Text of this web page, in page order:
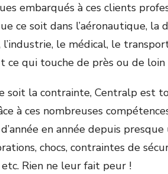
embarqués à ces clients
ce soit dans l’aéronautique, la
l’industrie, le médical, le
ce qui touche de près ou de loin
soit la contrainte, Centralp est
à ces nombreuses
d’année en année depuis
chocs, contraintes de
Rien ne leur fait peur !